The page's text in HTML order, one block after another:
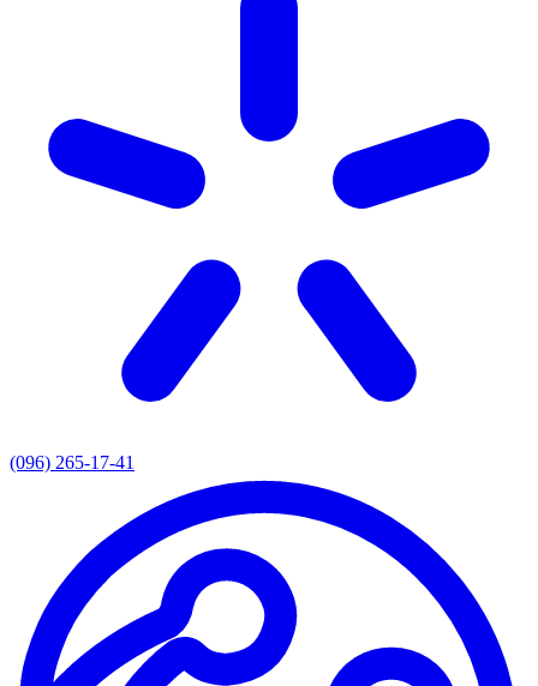
(096) 265-17-41